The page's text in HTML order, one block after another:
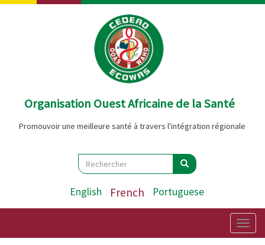
Aller
Organisation Ouest Africaine de la Santé
Promouvoir une meilleure santé à travers l'intégration régionale
Search
Rechercher Rechercher
English French Portuguese